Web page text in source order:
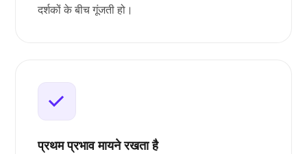
दर्शकों के बीच गूंजती हो।
प्रथम प्रभाव मायने रखता है